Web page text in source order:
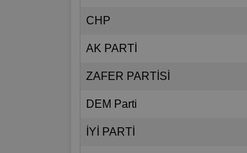
CHP
AK PARTİ
ZAFER PARTİSİ
DEM Parti
İYİ PARTİ